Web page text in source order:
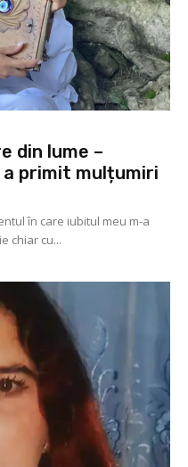
din lume –
primit mulțumiri
în care iubitul meu m-a
chiar cu...